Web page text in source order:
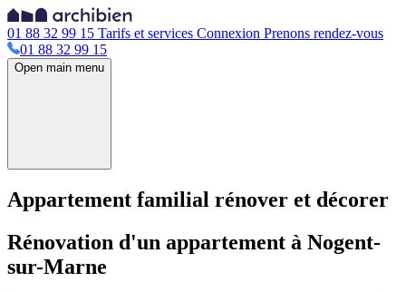
01 88 32 99 15 Tarifs et services Connexion Prenons rendez-vous
01 88 32 99 15
Open main menu
Appartement familial rénover et décorer
Rénovation d'un appartement à Nogent-
sur-Marne